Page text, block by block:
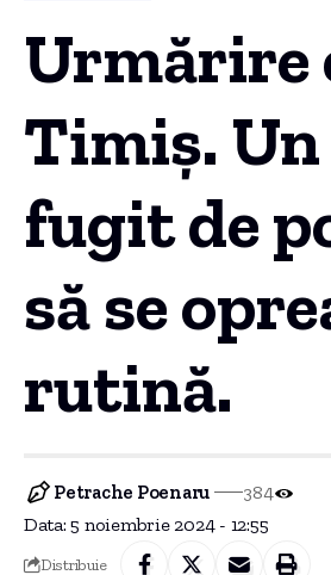
Urmărire
Timiș.
fugit de
să se
rutină.
Data: 5 noiembrie 2024 - 12:55
Petrache Poenaru 384
Distribuie